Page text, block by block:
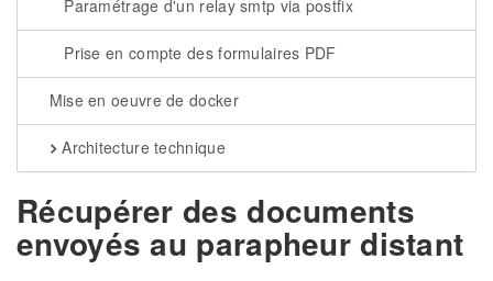
Paramétrage d'un relay smtp via postfix
Prise en compte des formulaires PDF
Mise en oeuvre de docker
Architecture technique
Récupérer des documents
envoyés au parapheur distant